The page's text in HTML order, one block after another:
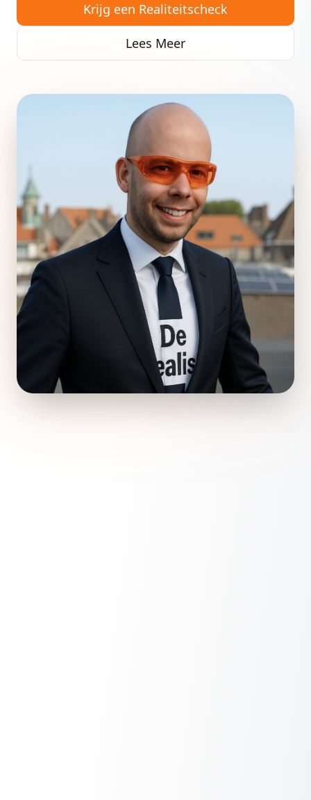
Krijg een Realiteitscheck
Lees Meer